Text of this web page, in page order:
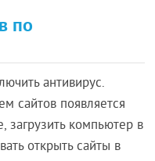
по
антивирус.
сайтов появляется
компьютер в
открыть сайты в